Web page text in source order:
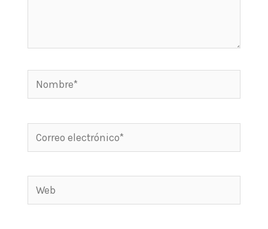
Nombre*
Correo
electrónico*
Web